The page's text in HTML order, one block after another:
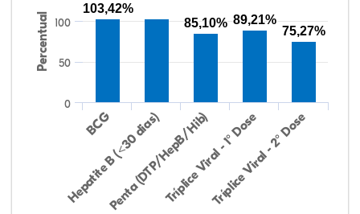
Percentual
BCG
Hepatite B (<30 dias)
Penta (DTP/HepB/Hib)Tríplice Viral - 1° Dose
Tríplice Viral - 2° Dose
0
50
100
103,42%
85,10% 89,21%
75,27%